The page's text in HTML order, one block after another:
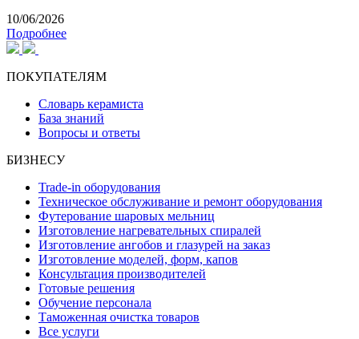
10/06/2026
Подробнее
ПОКУПАТЕЛЯМ
Словарь керамиста
База знаний
Вопросы и ответы
БИЗНЕСУ
Trade-in оборудования
Техническое обслуживание и ремонт оборудования
Футерование шаровых мельниц
Изготовление нагревательных спиралей
Изготовление ангобов и глазурей на заказ
Изготовление моделей, форм, капов
Консультация производителей
Готовые решения
Обучение персонала
Таможенная очистка товаров
Все услуги